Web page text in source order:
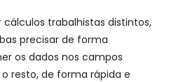
cálculos trabalhistas distintos,
precisar de forma
os dados nos campos
resto, de forma rápida e